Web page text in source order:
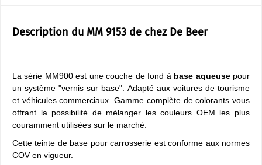
Description du MM 9153 de chez De Beer
La série MM900 est une couche de fond à base aqueusepour
un système "vernis sur base". Adapté aux voitures de tourisme
et véhicules commerciaux. Gamme complète de colorants vous
offrant la possibilité de mélanger les couleurs OEM les plus
couramment utilisées sur le marché.
Cette teinte de base pour carrosserie est conforme aux normes
COV en vigueur.